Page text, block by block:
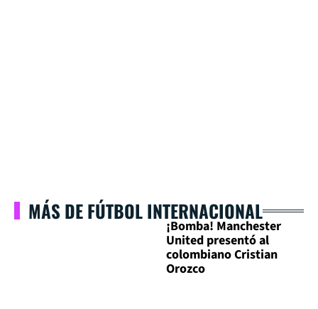
MÁS DE FÚTBOL INTERNACIONAL
¡Bomba! Manchester
United presentó al
colombiano Cristian
Orozco